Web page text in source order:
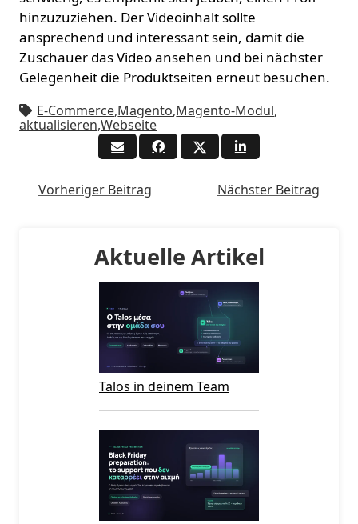
hinzuzuziehen. Der Videoinhalt sollte
ansprechend und interessant sein, damit die
Zuschauer das Video ansehen und bei nächster
Gelegenheit die Produktseiten erneut besuchen.
E-Commerce,Magento,Magento-Modul,
aktualisieren,Webseite
Vorheriger Beitrag Nächster Beitrag
Aktuelle Artikel
Talos in deinem Team